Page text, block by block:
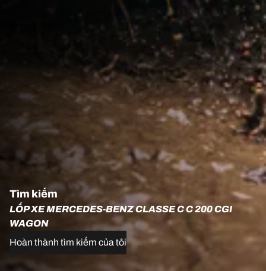
Tìm kiếm
LỐP XE MERCEDES-BENZ CLASSE C C 200 CGI
WAGON
Hoàn thành tìm kiếm của tôi